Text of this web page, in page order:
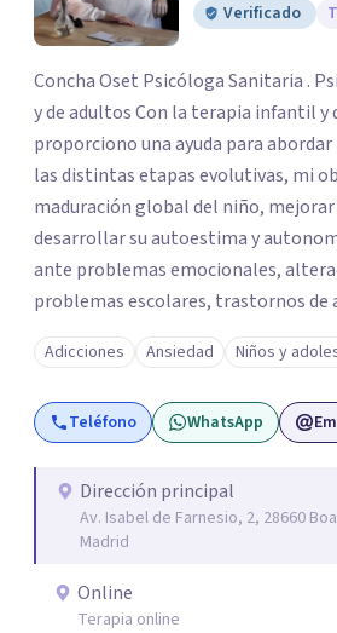
Verificado
Concha Oset Psicóloga Sanitaria .
y de adultos Con la terapia infantil y de adolescentes
proporciono una ayuda para abordar las dificultades en
las distintas etapas evolutivas, mi
maduración global del niño, mejorar su comunicación y
desarrollar su autoestima y autonomía. Te puedo
ante problemas emocionales,
problemas escolares, trastornos de
ansiedad. El apoyo a los padres es un pilar importante de
mi trabajo, dotándoles de
comprender mejor a su hijo en cada etapa y sentirse
apoyados en su inestimable labor,
En la terapia con adultos y pareja
integrador, relacional, concibo al ser humano como un
ser activo y con un alto poder de
en tratamiento de depresiones,
adicciones, duelos, conflictos de
Adicciones Ansiedad Niños y
Teléfono WhatsApp
Dirección principal
Av. Isabel de Farnesio, 2, 28660
Madrid
Online
Terapia online